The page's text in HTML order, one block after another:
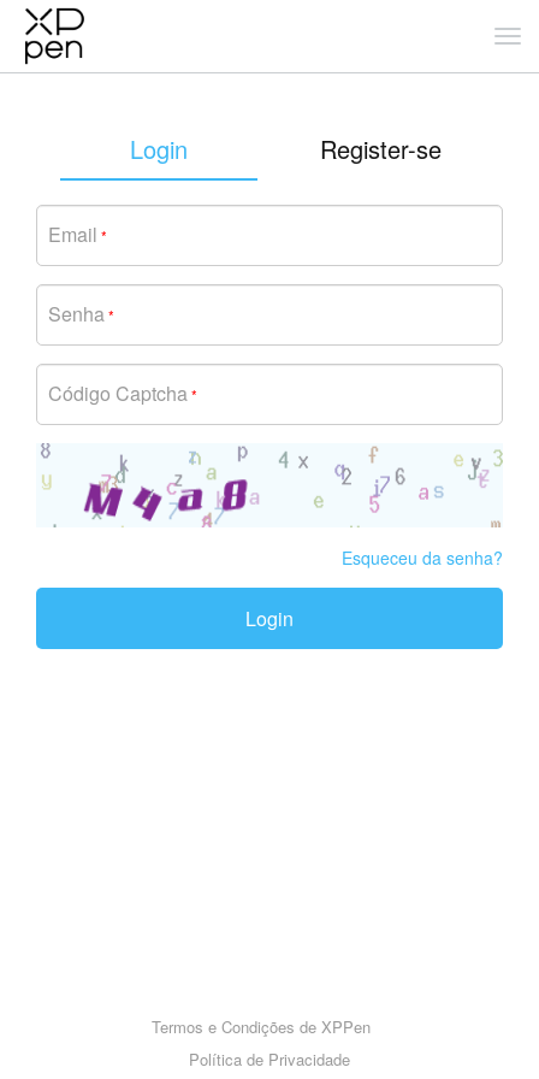
Login Register-se
Email *
Senha*
Código Captcha*
Esqueceu da senha?
Login
Termos e Condições de XPPen
Política de Privacidade